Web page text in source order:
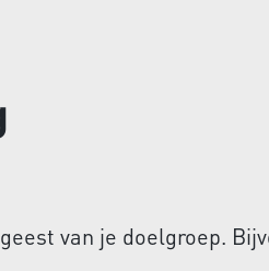
van je doelgroep.